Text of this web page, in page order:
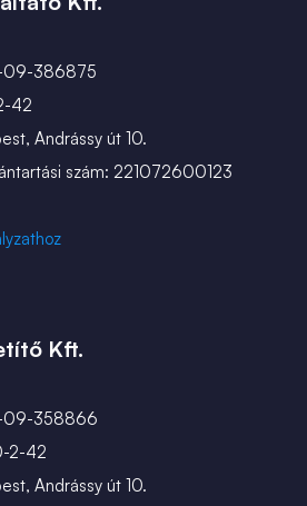
09-386875
42
Andrássy út 10.
szám: 221072600123
Kft.
09-358866
2-42
Andrássy út 10.